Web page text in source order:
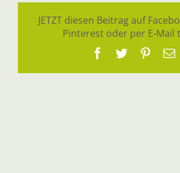
JETZT diesen Beitrag auf
Pinterest oder per E-Mail
Facebook
Twitter
E-